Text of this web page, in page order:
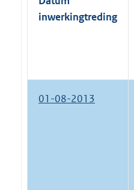
inwerkingtreding
01-08-2013